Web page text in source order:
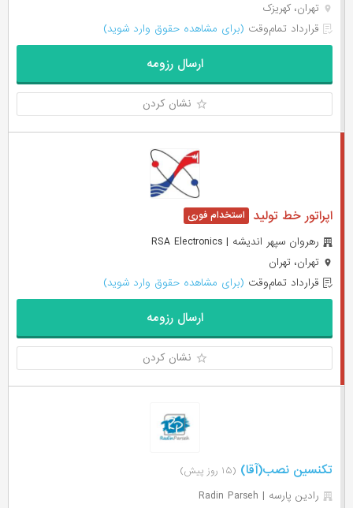
تهران، کهریزک
قرارداد تمام‌وقت (برای مشاهده حقوق وارد شوید)
ارسال رزومه
نشان کردن
اپراتور خط تولید
رهروان سپهر اندیشه | RSA Electronics
تهران، تهران
قرارداد تمام‌وقت (برای مشاهده حقوق وارد شوید)
ارسال رزومه
نشان کردن
تکنسین نصب(آقا) (۱۵ روز پیش)
رادین پارسه | Radin Parseh